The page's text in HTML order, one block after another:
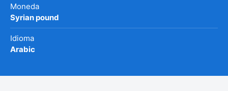
Moneda
Syrian pound
Idioma
Arabic